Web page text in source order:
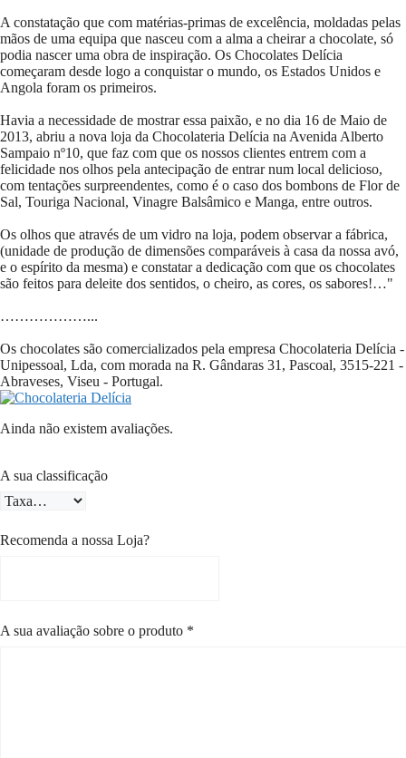
A constatação que com matérias-primas de excelência, moldadas pelas
mãos de uma equipa que nasceu com a alma a cheirar a chocolate, só
podia nascer uma obra de inspiração. Os Chocolates Delícia
começaram desde logo a conquistar o mundo, os Estados Unidos e
Angola foram os primeiros.
Havia a necessidade de mostrar essa paixão, e no dia 16 de Maio de
2013, abriu a nova loja da Chocolateria Delícia na Avenida Alberto
Sampaio nº10, que faz com que os nossos clientes entrem com a
felicidade nos olhos pela antecipação de entrar num local delicioso,
com tentações surpreendentes, como é o caso dos bombons de Flor de
Sal, Touriga Nacional, Vinagre Balsâmico e Manga, entre outros.
Os olhos que através de um vidro na loja, podem observar a fábrica,
(unidade de produção de dimensões comparáveis à casa da nossa avó,
e o espírito da mesma) e constatar a dedicação com que os chocolates
são feitos para deleite dos sentidos, o cheiro, as cores, os sabores!…"
………………...
Os chocolates são comercializados pela empresa Chocolateria Delícia -
Unipessoal, Lda, com morada na R. Gândaras 31, Pascoal, 3515-221 -
Abraveses, Viseu - Portugal.
Ainda não existem avaliações.
A sua classificação
Recomenda a nossa Loja?
A sua avaliação sobre o produto *